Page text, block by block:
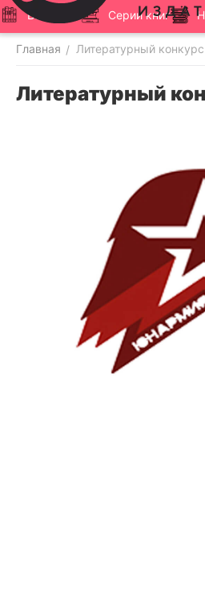
Все книги Серии книг
Главная / Литературный
Литературный